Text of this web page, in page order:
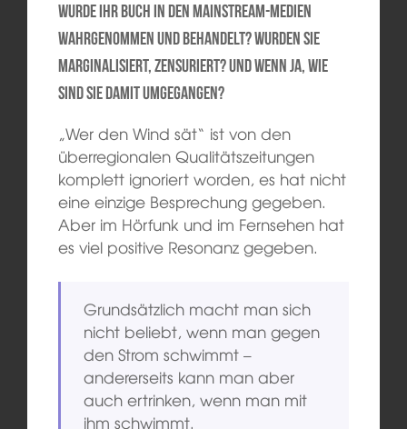
wurde Ihr Buch in den Mainstream-Medien
wahrgenommen und behandelt? Wurden Sie
marginalisiert, zensuriert? Und wenn ja, wie
sind Sie damit umgegangen?
„Wer den Wind sät“ ist von den
überregionalen Qualitätszeitungen
komplett ignoriert worden, es hat nicht
eine einzige Besprechung gegeben.
Aber im Hörfunk und im Fernsehen hat
es viel positive Resonanz gegeben.
Grundsätzlich macht man sich
nicht beliebt, wenn man gegen
den Strom schwimmt –
andererseits kann man aber
auch ertrinken, wenn man mit
ihm schwimmt.